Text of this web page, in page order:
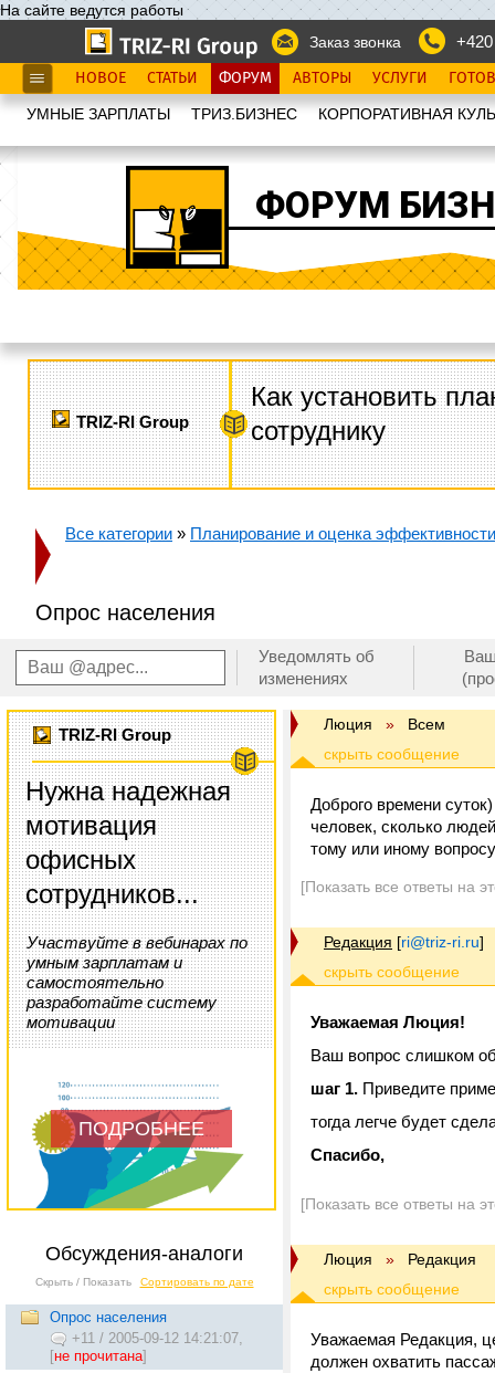
На сайте ведутся работы
Заказ звонка
НОВОЕ СТАТЬИ ФОРУМ АВТОРЫ УСЛУГИ
УМНЫЕ ЗАРПЛАТЫ ТРИЗ.БИЗНЕС КОРПОРАТИВНАЯ
ФОРУМ
TRIZ-RI Group
Как установить
сотруднику
Все категории » Планирование и оценка
Опрос населения
Уведомлять об
изменениях
TRIZ-RI Group
Нужна надежная
мотивация
офисных
сотрудников...
Участвуйте в вебинарах по
умным зарплатам и
самостоятельно
разработайте систему
мотивации
ПОДРОБНЕЕ
Обсуждения-аналоги
Скрыть / Показать Сортировать по дате
Опрос населения
+11 / 2005-09-12 14:21:07,
[не прочитана]
Люция » Всем
Доброго времени
человек, сколько
тому или иному
[Показать все ответы на
Редакция [ri@triz-ri.ru]
Уважаемая Люция!
Ваш вопрос слишком
шаг 1. Приведите
тогда легче будет
Спасибо,
[Показать все ответы на
Люция » Редакция
Уважаемая Редакция,
должен охватить